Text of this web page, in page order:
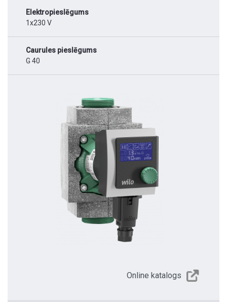
Elektropieslēgums
1x230 V
Caurules pieslēgums
G 40
Online katalogs